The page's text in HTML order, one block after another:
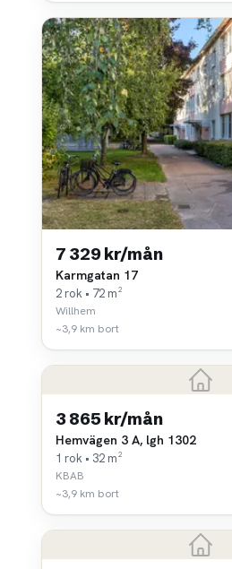
7 329 kr/mån
Karmgatan 17
2 rok • 72 m²
Willhem
~3,9 km bort
3 865 kr/mån
Hemvägen 3 A, lgh 1302
1 rok • 32 m²
KBAB
~3,9 km bort